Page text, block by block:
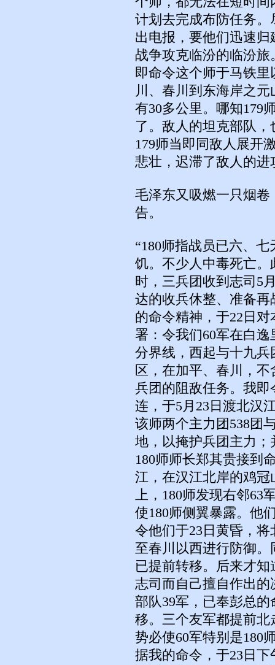
计划去完成布防任务
出电报，要他们迅速
战争攻克临汾的临汾
即命令这个师于马铁
川、春川到东海岸之
有30多公里。哪知179
了。敌人的坦克部队
179师当即同敌人展开
悲壮，迟滞了敌人的
毛泽东又吸燃一只烟
告。
“180师指战员已六、
饥。不少人中毒死亡
时，三兵团收到志司5
达的收兵休整、准备
的命令精神，于22日
署：令我们60军在白
分界线，西起与十九
区，在加平、春川，
兵团的阻敌任务。我即
连，于5月23日渡北汉
该师两个主力团538团
地，以掩护兵团主力
180师师长郑其贵接到
江，在汉江北岸的鸡
上，180师发现右邻63
使180师侧翼暴露。他
令他们于23日黄昏，
至春川以西进行防御。
已提前转移。后来才
志司而自己擅自作出
部队39军，已奉彭总
移。三个友军都提前
势必使60军特别是180
据我的命令，于23日